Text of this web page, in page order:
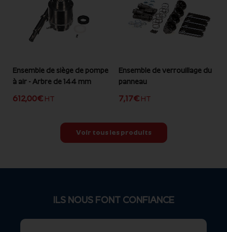
Ensemble de siège de pompe
à air - Arbre de 144 mm
612,00€ HT
Ensemble de verrouillage du
panneau
7,17€ HT
Voir tous les produits
ILS NOUS FONT CONFIANCE